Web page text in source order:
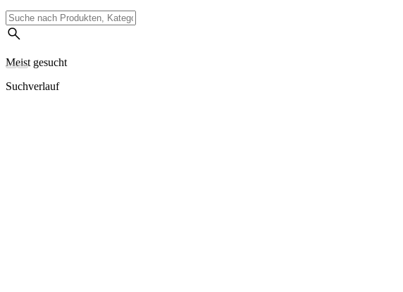
Meist gesucht
Suchverlauf